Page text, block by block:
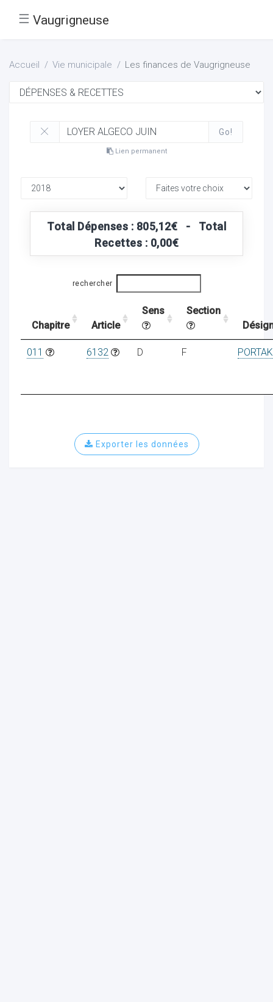
☰ Vaugrigneuse
Accueil Vie municipale Les finances de Vaugrigneuse
Go!
Lien permanent
Total Dépenses : 805,12€ - Total
Recettes : 0,00€
rechercher
Chapitre Article
Sens
Section
011 6132 D F
Exporter les données